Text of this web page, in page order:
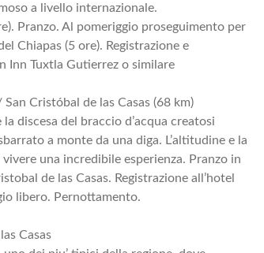
a livello internazionale.
Pranzo. Al pomeriggio proseguimento per
Chiapas (5 ore). Registrazione e
Inn Tuxtla Gutierrez o similare
Cristóbal de las Casas (68 km)
discesa del braccio d’acqua creatosi
a monte da una diga. L’altitudine e la
una incredibile esperienza. Pranzo in
de las Casas. Registrazione all’hotel
libero. Pernottamento.
Casas